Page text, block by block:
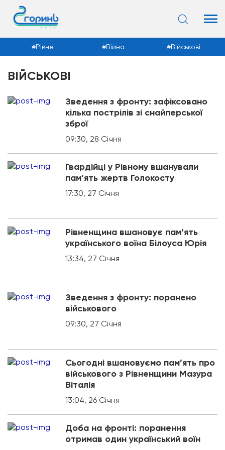
Новини
Рівне Війна Військові
ВІЙСЬКОВІ
Зведення з фронту: зафіксовано
кілька пострілів зі снайперської
зброї
09:30, 28 Січня
Гвардійці у Рівному вшанували
пам’ять жертв Голокосту
17:30, 27 Січня
Рівненщина вшановує пам’ять
українського воїна Білоуса Юрія
13:34, 27 Січня
Зведення з фронту: поранено
військового
09:30, 27 Січня
Сьогодні вшановуємо пам’ять про
військового з Рівненщини Мазура
Віталія
13:04, 26 Січня
Доба на фронті: поранення
отримав один український воїн